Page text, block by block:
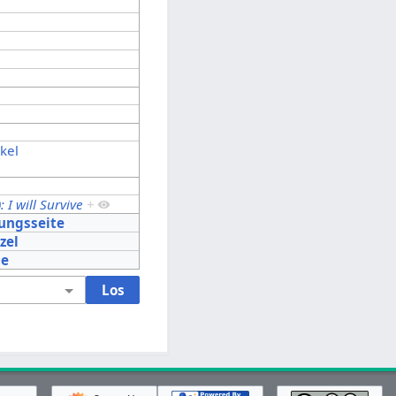
I will Survive +